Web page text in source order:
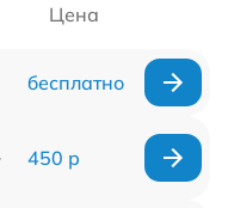
Цена
бесплатно
450 р